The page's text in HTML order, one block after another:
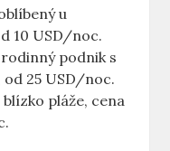
u
10 USD/noc.
podnik s
25 USD/noc.
pláže, cena